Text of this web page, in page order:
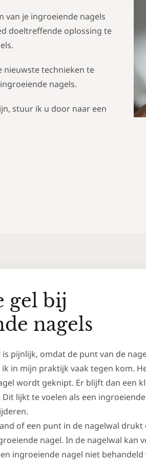
van je ingroeiende nagels
doeltreffende oplossing te
nieuwste technieken te
nagels.
stuur ik u door naar een
gel bij
nagels
is pijnlijk, omdat de punt van de
in mijn praktijk vaak tegen kom.
wordt geknipt. Er blijft dan een
lijkt te voelen als een
of een punt in de nagelwal
nagel. In de nagelwal kan
ingroeiende nagel niet